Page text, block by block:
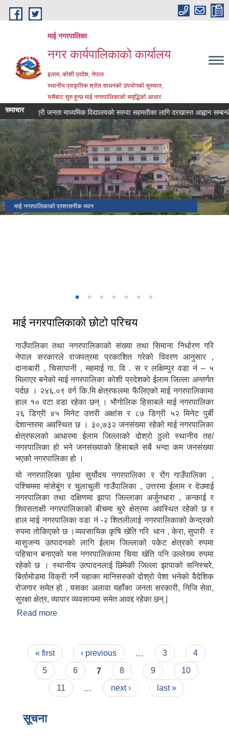
Skip to main content
माई नगरपालिका
नगर कार्यपालिकाको कार्यालय
इलाम, कोशी प्रदेश, नेपाल
स्थानीय प्राकृतिक श्रोत साधनको उपभोगको सुरुवात,
यसैबाट सुरु हुन्छ माई नगरपालिकाको समृद्धिको आधार
समाचारश्री जनता माध्यमिक विद्यालयको सरुवा सहमतीका लागि दरखास्त आह्वान सम्बन्धी
माई नगरपालिकाको प्रशासनीक भवन
चिलिङ्गकोट चिया बगान, माई नगरपालिका
माई न.पा, व्यवसायीक केरा खेती
माई नगरपालिकाको छोटो परिचय
गाउँपालिका तथा नगरपालिकाको संख्या तथा सिमाना निर्धारण गरि
नेपाल सरकारले राजपत्रमा प्रकाशित गरेको विवरण आनुसार ,
दानाबारी , चिसापानी , महमाई गा. वि . स र लक्षिम्पुर वडा नं – ५
मिलाएर बनेको माई नगरपालिका कोशी प्रदेशको ईलाम जिल्ला अन्तर्गत
पर्दछ । २४६.०९ वर्ग कि.मि क्षेत्रफलमा फैलिएको माई नगरपालिकामा
हाल १० वटा वडा रहेका छन् । भौगोलिक हिसाबले माई नगरपालिका
२६ डिग्री ४५ मिनेट उत्तरी अक्षांस र ८७ डिग्री ५२ मिनेट पुर्बी
देशान्तरमा अवस्थित छ । ३०,७३२ जनसंख्या रहेको माई नगरपालिका
क्षेत्रफलको आधारमा ईलाम जिल्लाको दोश्रो ठुलो स्थानीय तह/
नगरपालिका हो भने जनसंख्याको हिसाबले सबै भन्दा कम जनसंख्या
भएको नगरपालिका हो ।
यो नगरपालिका पूर्वमा सुर्योदय नगरपालिका र रोंग गाउँपालिका ,
पश्चिममा मांसेबुंग र चुलाचुली गाउँपालिका , उत्तरमा ईलाम र देउमाई
नगरपालिका तथा दक्षिणमा झापा जिल्लाका अर्जुनधारा , कन्काई र
शिवसताक्षी नगरपालिकाको बीचमा चुरे क्षेत्रमा अवस्थित रहेको छ र
हाल माई नगरपालिका वडा नं -२ शितलीलाई नगरपालिकाको केन्द्रको
रुपमा तोकिएको छ ।व्यवसायिक कृषि खेति गरि धान , केरा, सुपारी र
मासुजन्य उत्पादनको लागि ईलाम जिल्लाको पकेट क्षेत्रको रुपमा
पहिचान बनाएको यस नगरपालिकामा चिया खेति पनि उल्लेख्य रुपमा
रहेको छ । स्थानीय उत्पादनलाई छिमेकी जिल्ला झापाको सनिस्चरे,
बिर्तामोडमा विक्री गर्ने यहाका मानिसरुको दोश्रो पेशा भनेको वैदेशिक
रोजगार समेत हो , यसका अलावा यहाँका जनता सरकारी, निजि सेवा,
सुरक्षा क्षेत्र, व्यापार व्यवसायमा समेत आवद्द रहेका छन् |
Read more
Pages
« first ‹ previous 3
4
5
6 7 8 9
10
11
next › last »
सूचना